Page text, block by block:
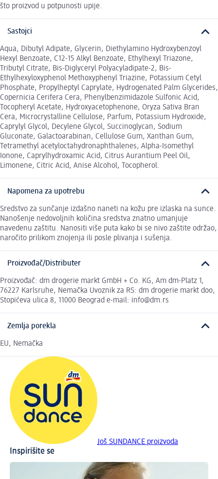
što proizvod u potpunosti upije.
Sastojci
Aqua, Dibutyl Adipate, Glycerin, Diethylamino Hydroxybenzoyl
Hexyl Benzoate, C12-15 Alkyl Benzoate, Ethylhexyl Triazone,
Tributyl Citrate, Bis-Diglyceryl Polyacyladipate-2, Bis-
Ethylhexyloxyphenol Methoxyphenyl Triazine, Potassium Cetyl
Phosphate, Propylheptyl Caprylate, Hydrogenated Palm Glycerides,
Copernicia Cerifera Cera, Phenylbenzimidazole Sulfonic Acid,
Tocopheryl Acetate, Hydroxyacetophenone, Oryza Sativa Bran
Cera, Microcrystalline Cellulose, Parfum, Potassium Hydroxide,
Caprylyl Glycol, Decylene Glycol, Succinoglycan, Sodium
Gluconate, Galactoarabinan, Cellulose Gum, Xanthan Gum,
Tetramethyl acetyloctahydronaphthalenes, Alpha-Isomethyl
Ionone, Caprylhydroxamic Acid, Citrus Aurantium Peel Oil,
Limonene, Citric Acid, Anise Alcohol, Tocopherol.
Napomena za upotrebu
Sredstvo za sunčanje izdašno naneti na kožu pre izlaska na sunce.
Nanošenje nedovoljnih količina sredstva znatno umanjuje
navedenu zaštitu. Nanositi više puta kako bi se nivo zaštite održao,
naročito prilikom znojenja ili posle plivanja i sušenja.
Proizvođač/Distributer
Proizvođač: dm drogerie markt GmbH + Co. KG, Am dm-Platz 1,
76227 Karlsruhe, Nemačka Uvoznik za RS: dm drogerie markt doo,
Stopićeva ulica 8, 11000 Beograd e-mail: info@dm.rs
Zemlja porekla
EU, Nemačka
Još SUNDANCE proizvoda
Inspirišite se